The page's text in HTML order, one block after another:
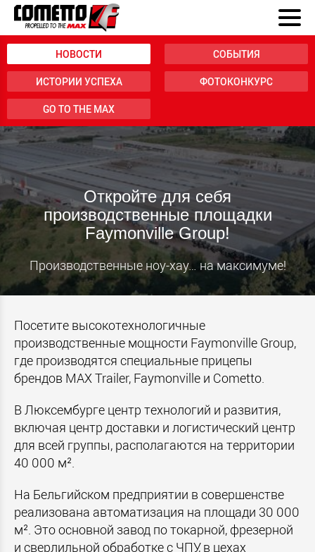
НОВОСТИ СОБЫТИЯ
ИСТОРИИ УСПЕХА ФОТОКОНКУРС
GO TO THE MAX
Откройте для себя
производственные площадки
Faymonville Group!
Производственные ноу-хау… на максимуме!
Посетите высокотехнологичные
производственные мощности Faymonville Group,
где производятся специальные прицепы
брендов MAX Trailer, Faymonville и Cometto.
В Люксембурге центр технологий и развития,
включая центр доставки и логистический центр
для всей группы, располагаются на территории
40 000 м².
На Бельгийском предприятии в совершенстве
реализована автоматизация на площади 30 000
м². Это основной завод по токарной, фрезерной
и сверлильной обработке с ЧПУ, в цехах